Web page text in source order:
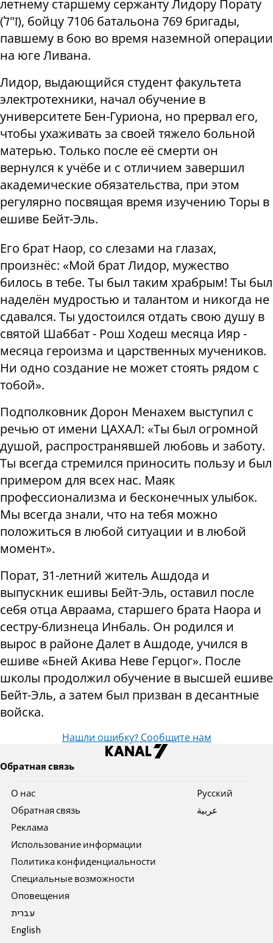
летнему старшему сержанту Лидору Порату
(ז"ל), бойцу 7106 батальона 769 бригады,
павшему в бою во время наземной операции
на юге Ливана.
Лидор, выдающийся студент факультета
электротехники, начал обучение в
университете Бен-Гуриона, но прервал его,
чтобы ухаживать за своей тяжело больной
матерью. Только после её смерти он
вернулся к учёбе и с отличием завершил
академические обязательства, при этом
регулярно посвящая время изучению Торы в
ешиве Бейт-Эль.
Его брат Наор, со слезами на глазах,
произнёс: «Мой брат Лидор, мужество
билось в тебе. Ты был таким храбрым! Ты был
наделён мудростью и талантом и никогда не
сдавался. Ты удостоился отдать свою душу в
святой Шаббат - Рош Ходеш месяца Ияр -
месяца героизма и царственных мучеников.
Ни одно создание не может стоять рядом с
тобой».
Подполковник Дорон Менахем выступил с
речью от имени ЦАХАЛ: «Ты был огромной
душой, распространявшей любовь и заботу.
Ты всегда стремился приносить пользу и был
примером для всех нас. Маяк
профессионализма и бесконечных улыбок.
Мы всегда знали, что на тебя можно
положиться в любой ситуации и в любой
момент».
Порат, 31-летний житель Ашдода и
выпускник ешивы Бейт-Эль, оставил после
себя отца Авраама, старшего брата Наора и
сестру-близнеца Инбаль. Он родился и
вырос в районе Далет в Ашдоде, учился в
ешиве «Бней Акива Неве Герцог». После
школы продолжил обучение в высшей ешиве
Бейт-Эль, а затем был призван в десантные
войска.
Нашли ошибку? Сообщите нам
Обратная связь
О нас
Обратная связь
Реклама
Использование информации
Политика конфиденциальности
Специальные возможности
Оповещения
עברית
English
Pусский
عربية